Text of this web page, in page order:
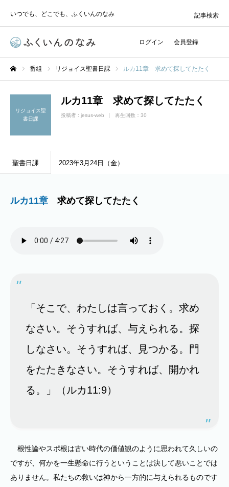
いつでも、どこでも、ふくいんのなみ
ログイン 会員登録
記事検索
番組 リジョイス聖書日課 ルカ11章 求めて探してたたく
リジョイス聖
書日課
ルカ11章 求めて探してたたく
投稿者 : jesus-web 再生回数：30
聖書日課 2023年3月24日（金）
ルカ11章 求めて探してたたく
「そこで、わたしは言っておく。求め
なさい。そうすれば、与えられる。探
しなさい。そうすれば、見つかる。門
をたたきなさい。そうすれば、開かれ
る。」（ルカ11:9）
根性論やスポ根は古い時代の価値観のように思われて久しいの
ですが、何かを一生懸命に行うということは決して悪いことでは
ありません。私たちの救いは神から一方的に与えられるものです